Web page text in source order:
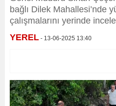
bağlı Dilek Mahallesi’nde
çalışmalarını yerinde
YEREL - 13-06-2025 13:40